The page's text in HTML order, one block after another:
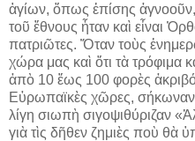
ἁγίων, ὅπως ἐπίσης ἀγνοοῦν,
τοῦ ἔθνους ἦταν καὶ εἶναι
πατριῶτες. Ὅταν τοὺς
χώρα μας καὶ ὅτι τὰ τρόφιμα
ἀπὸ 10 ἕως 100 φορὲς
Εὐρωπαϊκὲς χῶρες, σήκωναν
λίγη σιωπὴ σιγοψιθύριζαν
γιὰ τὶς δῆθεν ζημιὲς ποὺ θὰ